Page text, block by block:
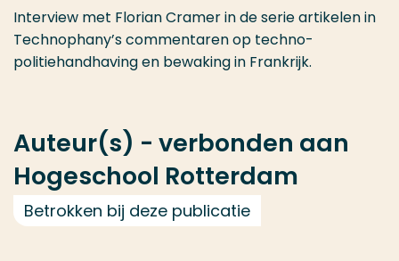
Interview met Florian Cramer in de serie artikelen in
Technophany’s commentaren op techno-
politiehandhaving en bewaking in Frankrijk.
Auteur(s) - verbonden aan
Hogeschool Rotterdam
Betrokken bij deze publicatie